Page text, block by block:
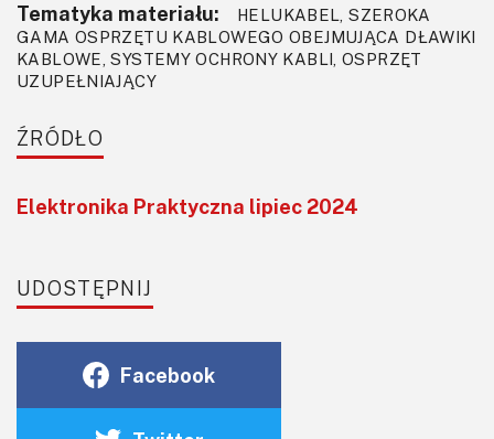
Tematyka materiału:
HELUKABEL, SZEROKA
GAMA OSPRZĘTU KABLOWEGO OBEJMUJĄCA DŁAWIKI
KABLOWE, SYSTEMY OCHRONY KABLI, OSPRZĘT
UZUPEŁNIAJĄCY
ŹRÓDŁO
Elektronika Praktyczna lipiec 2024
UDOSTĘPNIJ
Facebook